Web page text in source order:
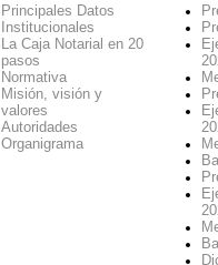
Principales Datos
Institucionales
La Caja Notarial en 20
pasos
Normativa
Misión, visión y
valores
Autoridades
Organigrama